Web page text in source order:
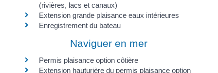
(rivières, lacs et canaux)
Extension grande plaisance eaux intérieures
Enregistrement du bateau
Naviguer en mer
Permis plaisance option côtière
Extension hauturière du permis plaisance option